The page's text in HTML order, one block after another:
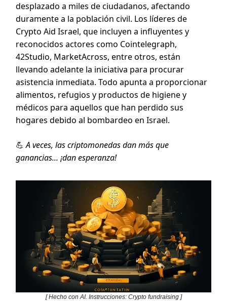
desplazado a miles de ciudadanos, afectando
duramente a la población civil. Los líderes de
Crypto Aid Israel, que incluyen a influyentes y
reconocidos actores como Cointelegraph,
42Studio, MarketAcross, entre otros, están
llevando adelante la iniciativa para procurar
asistencia inmediata. Todo apunta a proporcionar
alimentos, refugios y productos de higiene y
médicos para aquellos que han perdido sus
hogares debido al bombardeo en Israel.
💪 A veces, las criptomonedas dan más que
ganancias... ¡dan esperanza!
[ Hecho con AI. Instrucciones: Crypto fundraising ]